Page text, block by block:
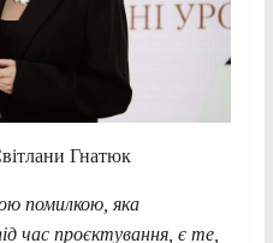
Гнатюк
помилкою, яка
час проєктування, є те,